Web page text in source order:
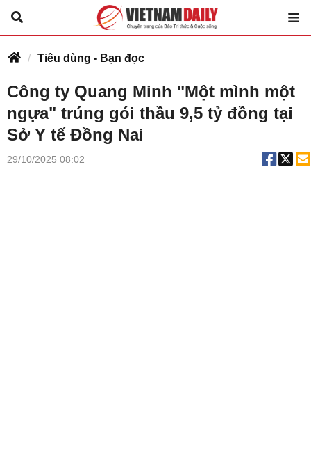
Tiêu dùng - Bạn đọc
Công ty Quang Minh "Một mình một
ngựa" trúng gói thầu 9,5 tỷ đồng tại
Sở Y tế Đồng Nai
29/10/2025 08:02